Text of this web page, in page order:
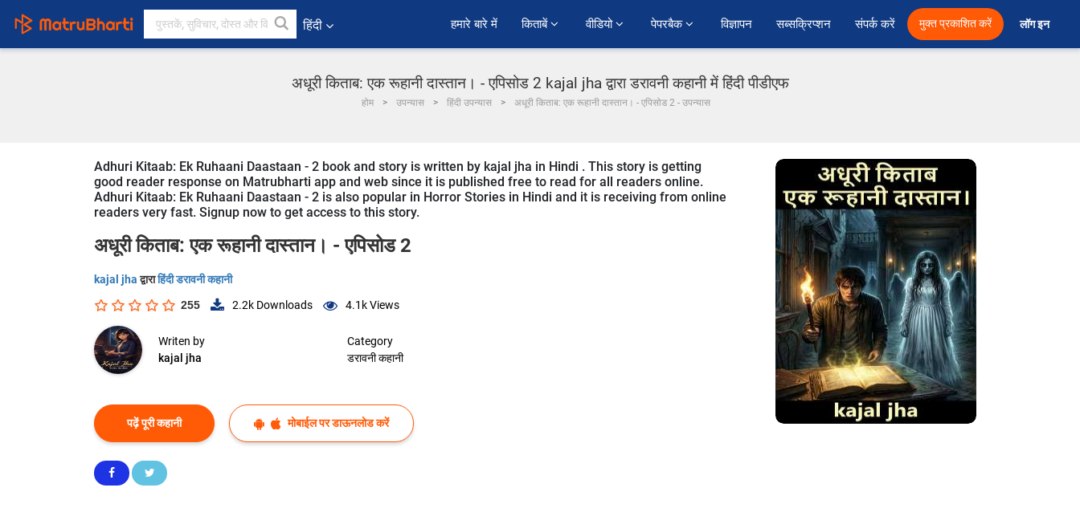
हिंदी हमारे बारे में किताबें वीडियो पेपरबैक विज्ञापन सब्सक्रिप्शन संपर्क करें मुक्त प्रकाशित करें लॉग इन
अधूरी किताब: एक रूहानी दास्तान। - एपिसोड 2 kajal jha द्वारा डरावनी कहानी में हिंदी पीडीएफ
होम उपन्यास हिंदी उपन्यास अधूरी किताब: एक रूहानी दास्तान। - एपिसोड 2 - उपन्यास
Adhuri Kitaab: Ek Ruhaani Daastaan - 2 book and story is written by kajal jha in Hindi . This story is getting
good reader response on Matrubharti app and web since it is published free to read for all readers online.
Adhuri Kitaab: Ek Ruhaani Daastaan - 2 is also popular in Horror Stories in Hindi and it is receiving from online
readers very fast. Signup now to get access to this story.
अधूरी किताब: एक रूहानी दास्तान। - एपिसोड 2
kajal jhaद्वाराहिंदी डरावनी कहानी
255 2.2k Downloads 4.1kViews
Writen by
kajal jha
Category
डरावनी कहानी
पढ़ें पूरी कहानी मोबाईल पर डाऊनलोड करें